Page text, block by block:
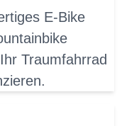
E-Bike
Traumfahrrad